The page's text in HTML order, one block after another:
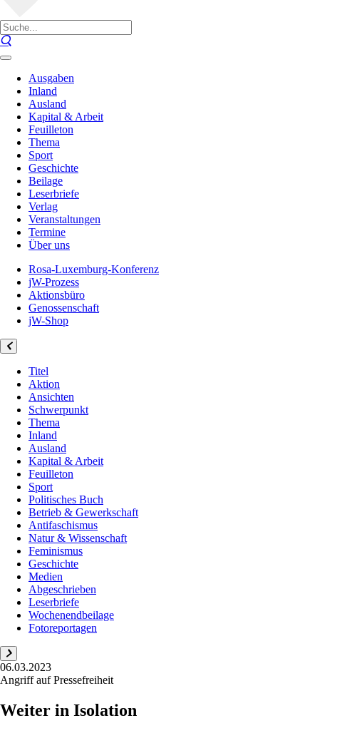
Ausgaben
Inland
Ausland
Kapital & Arbeit
Feuilleton
Thema
Sport
Geschichte
Beilage
Leserbriefe
Verlag
Veranstaltungen
Termine
Über uns
Rosa-Luxemburg-Konferenz
jW-Prozess
Aktionsbüro
Genossenschaft
jW-Shop
Titel
Aktion
Ansichten
Schwerpunkt
Thema
Inland
Ausland
Kapital & Arbeit
Feuilleton
Sport
Politisches Buch
Betrieb & Gewerkschaft
Antifaschismus
Natur & Wissenschaft
Feminismus
Geschichte
Medien
Abgeschrieben
Leserbriefe
Wochenendbeilage
Fotoreportagen
06.03.2023
Angriff auf Pressefreiheit
Weiter in Isolation